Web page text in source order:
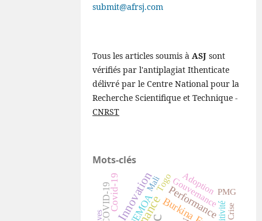
submit@afrsj.com
Tous les articles soumis à ASJ sont
vérifiés par l'antiplagiat Ithenticate
délivré par le Centre National pour la
Recherche Scientifique et Technique -
CNRST
Mots-clés
Innovation Performance
Covid-19 UEMOA
COVID-19 Gouvernance
Adoption
Togo
Mali PMG
Crise